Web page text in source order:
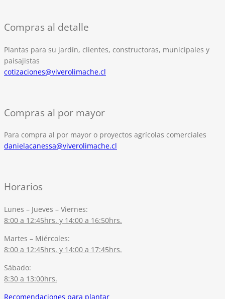
Compras al detalle
Plantas para su jardín, clientes, constructoras, municipales y
paisajistas
cotizaciones@viverolimache.cl
Compras al por mayor
Para compra al por mayor o proyectos agrícolas comerciales
danielacanessa@viverolimache.cl
Horarios
Lunes – Jueves – Viernes:
8:00 a 12:45hrs. y 14:00 a 16:50hrs.
Martes – Miércoles:
8:00 a 12:45hrs. y 14:00 a 17:45hrs.
Sábado:
8:30 a 13:00hrs.
Recomendaciones para plantar